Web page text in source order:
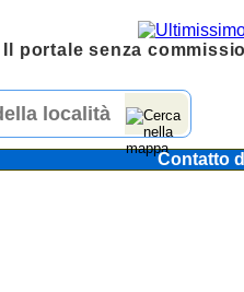
Il portale senza
Contatto